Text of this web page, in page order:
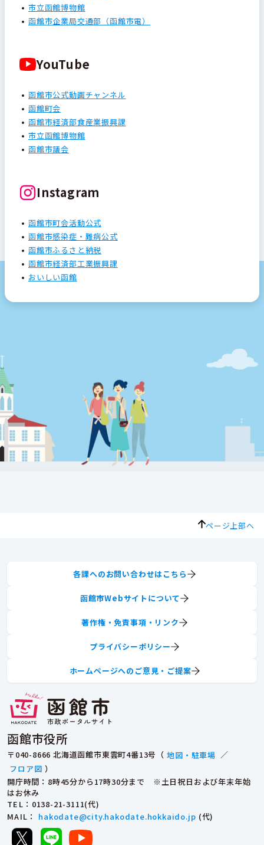
市立函館博物館
函館市企業局交通部（函館市電）
YouTube
函館市公式動画チャンネル
函館町会
函館市経済部食産業振興課
市立函館博物館
函館市議会
Instagram
函館市町会活動公式
函館市感染症・難病公式
函館市ふるさと納税
函館市経済部工業振興課
おいしい函館
ページ上部へ
函館市役所
〒040-8666 北海道函館市東雲町4番13号（ 地図・駐車場 ／
フロア図 ）
開庁時間：8時45分から17時30分まで ※土日祝日および年末年始
はお休み
TEL ：0138-21-3111(代)
MAIL ： hakodate@city.hakodate.hokkaido.jp (代)
各課へのお問い合わせはこちら
函館市Webサイトについて
著作権・免責事項・リンク
プライバシーポリシー
ホームページへのご意見・ご提案